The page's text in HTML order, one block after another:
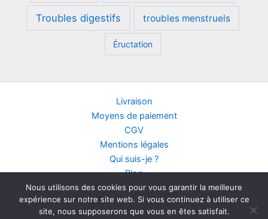
Troubles digestifs troubles menstruels
Éructation
Livraison
Moyens de paiement
CGV
Mentions légales
Qui suis-je ?
Blog
Contact
Points de vente
Nous utilisons des cookies pour vous garantir la meilleure
expérience sur notre site web. Si vous continuez à utiliser ce
site, nous supposerons que vous en êtes satisfait.